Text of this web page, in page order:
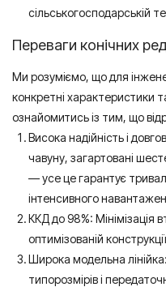
сільськогосподарській
Переваги конічних
Ми розуміємо, що для
конкретні характеристики
ознайомитись із тим, що
Висока надійність і
чавуну, загартовані
— усе це гарантує
інтенсивного
ККД до 98%: Мінімізація
оптимізованій
Широка модельна
типорозмірів і